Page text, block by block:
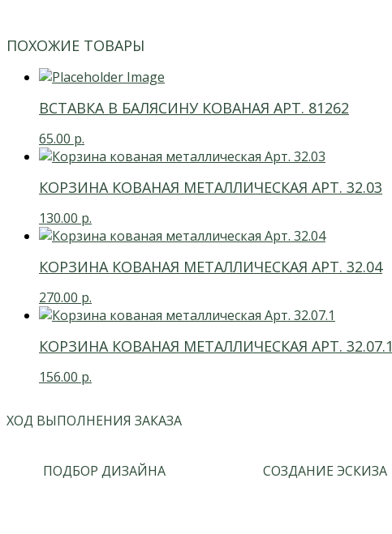
ПОХОЖИЕ ТОВАРЫ
ВСТАВКА В БАЛЯСИНУ КОВАНАЯ АРТ. 81262
65.00 р.
КОРЗИНА КОВАНАЯ МЕТАЛЛИЧЕСКАЯ АРТ. 32.03
130.00 р.
КОРЗИНА КОВАНАЯ МЕТАЛЛИЧЕСКАЯ АРТ. 32.04
270.00 р.
КОРЗИНА КОВАНАЯ МЕТАЛЛИЧЕСКАЯ АРТ. 32.07.1
156.00 р.
ХОД ВЫПОЛНЕНИЯ ЗАКАЗА
ПОДБОР ДИЗАЙНА СОЗДАНИЕ ЭСКИЗА